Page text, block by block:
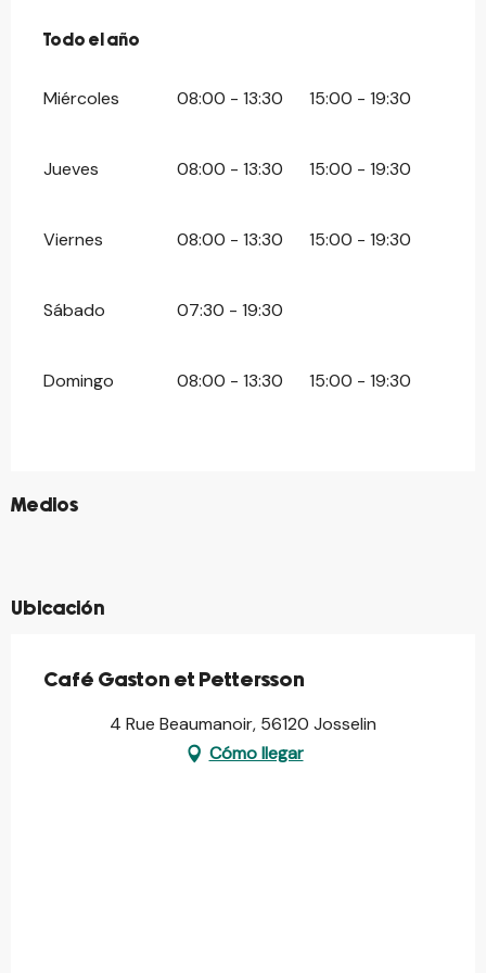
Todo el año
Todo el año
Miércoles 08:00 - 13:30 15:00 - 19:30
Jueves 08:00 - 13:30 15:00 - 19:30
Viernes 08:00 - 13:30 15:00 - 19:30
Sábado 07:30 - 19:30
Domingo 08:00 - 13:30 15:00 - 19:30
Medios
©
©
Ubicación
Café Gaston et Pettersson
4 Rue Beaumanoir, 56120 Josselin
Cómo llegar